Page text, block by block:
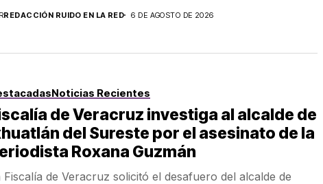
REDACCIÓN RUIDO EN LA RED 6 DE AGOSTO DE 2026
Noticias Recientes
de Veracruz investiga al alcalde de
del Sureste por el asesinato de la
Roxana Guzmán
Fiscalía de Veracruz solicitó el desafuero del alcalde de